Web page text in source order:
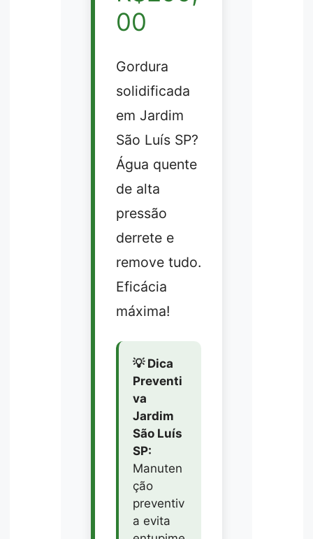
00
Gordura
solidificada
em Jardim
São Luís SP?
Água quente
de alta
pressão
derrete e
remove tudo.
Eficácia
máxima!
💡 Dica
Preventi
va
Jardim
São Luís
SP:
Manuten
ção
preventiv
a evita